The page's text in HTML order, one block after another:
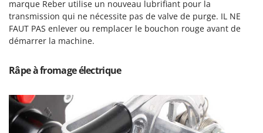
R
Rafraîchisseurs d'air par évaporation
Rampes de chargement en aluminium
Râteaux pour tracteur
Robots nettoyeurs de piscine
Robots Tondeuses
GYS
H
Hailo
HiKOKI
Honda
marque Reber utilise un nouveau lubrifiant pour la
transmission qui ne nécessite pas de valve de purge. IL NE
FAUT PAS enlever ou remplacer le bouchon rouge avant de
démarrer la machine.
Râpe à fromage électrique